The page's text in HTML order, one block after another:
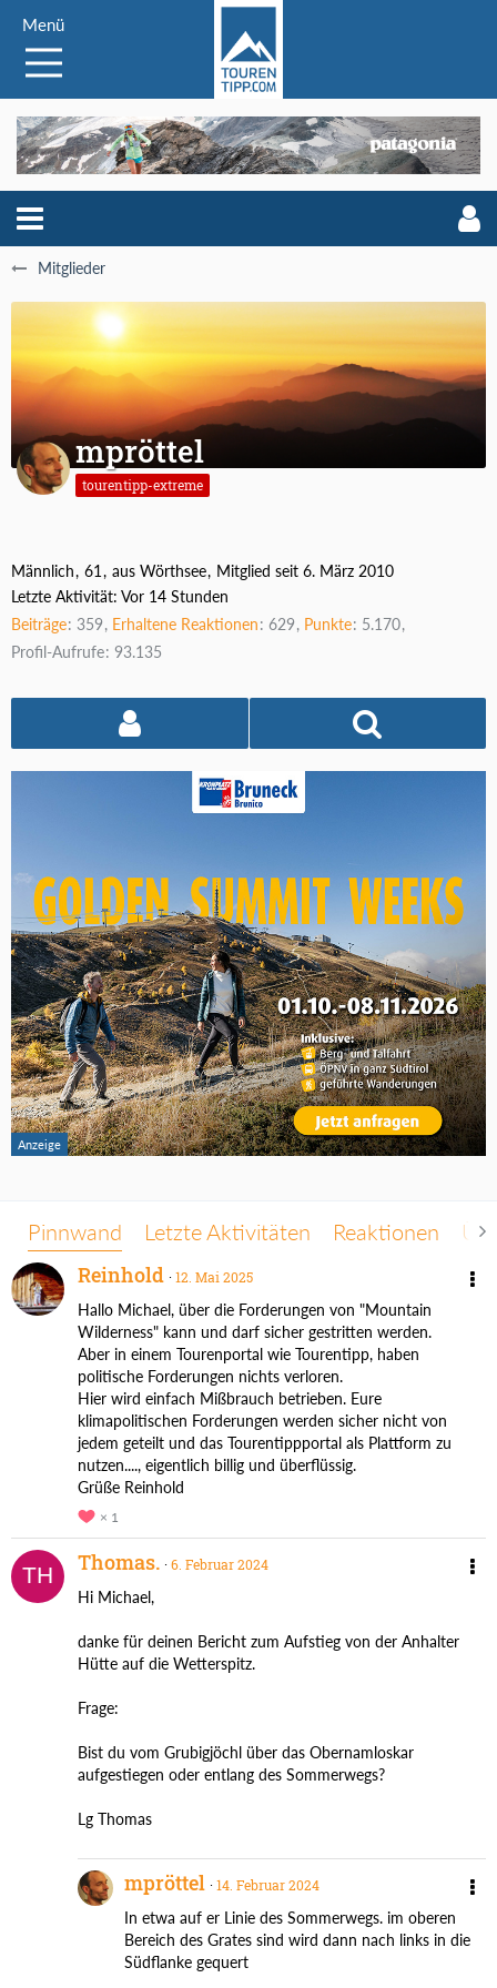
Menü
Mitglieder
mpröttel
tourentipp-extreme
Männlich 61 aus Wörthsee Mitglied seit 6. März 2010
Letzte Aktivität: Vor 14 Stunden
Beiträge 359 Erhaltene Reaktionen 629 Punkte 5.170
Profil-Aufrufe 93.135
Pinnwand Letzte Aktivitäten Reaktionen
Reinhold
12. Mai 2025
Hallo Michael, über die Forderungen von "Mountain
Wilderness" kann und darf sicher gestritten werden.
Aber in einem Tourenportal wie Tourentipp, haben
politische Forderungen nichts verloren.
Hier wird einfach Mißbrauch betrieben. Eure
klimapolitischen Forderungen werden sicher nicht von
jedem geteilt und das Tourentippportal als Plattform zu
nutzen...., eigentlich billig und überflüssig.
Grüße Reinhold
1
Thomas. 6. Februar 2024
Hi Michael,
danke für deinen Bericht zum Aufstieg von der Anhalter
Hütte auf die Wetterspitz.
Frage:
Bist du vom Grubigjöchl über das Obernamloskar
aufgestiegen oder entlang des Sommerwegs?
Lg Thomas
mpröttel 14. Februar 2024
In etwa auf er Linie des Sommerwegs. im oberen
Bereich des Grates sind wird dann nach links in die
Südflanke gequert